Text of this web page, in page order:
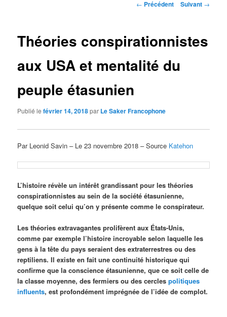
Navigation
← Précédent Suivant →
Théories conspirationnistes
aux USA et mentalité du
peuple étasunien
Publié lefévrier 14, 2018par Le Saker Francophone
Par Leonid Savin – Le 23 novembre 2018 – Source Katehon
L’histoire révèle un intérêt grandissant pour les théories
conspirationnistes au sein de la société étasunienne,
quelque soit celui qu’on y présente comme le conspirateur.
Les théories extravagantes prolifèrent aux États-Unis,
comme par exemple l’histoire incroyable selon laquelle les
gens à la tête du pays seraient des extraterrestres ou des
reptiliens. Il existe en fait une continuité historique qui
confirme que la conscience étasunienne, que ce soit celle de
la classe moyenne, des fermiers ou des cerclespolitiques
influents, est profondément imprégnée de l’idée de complot.